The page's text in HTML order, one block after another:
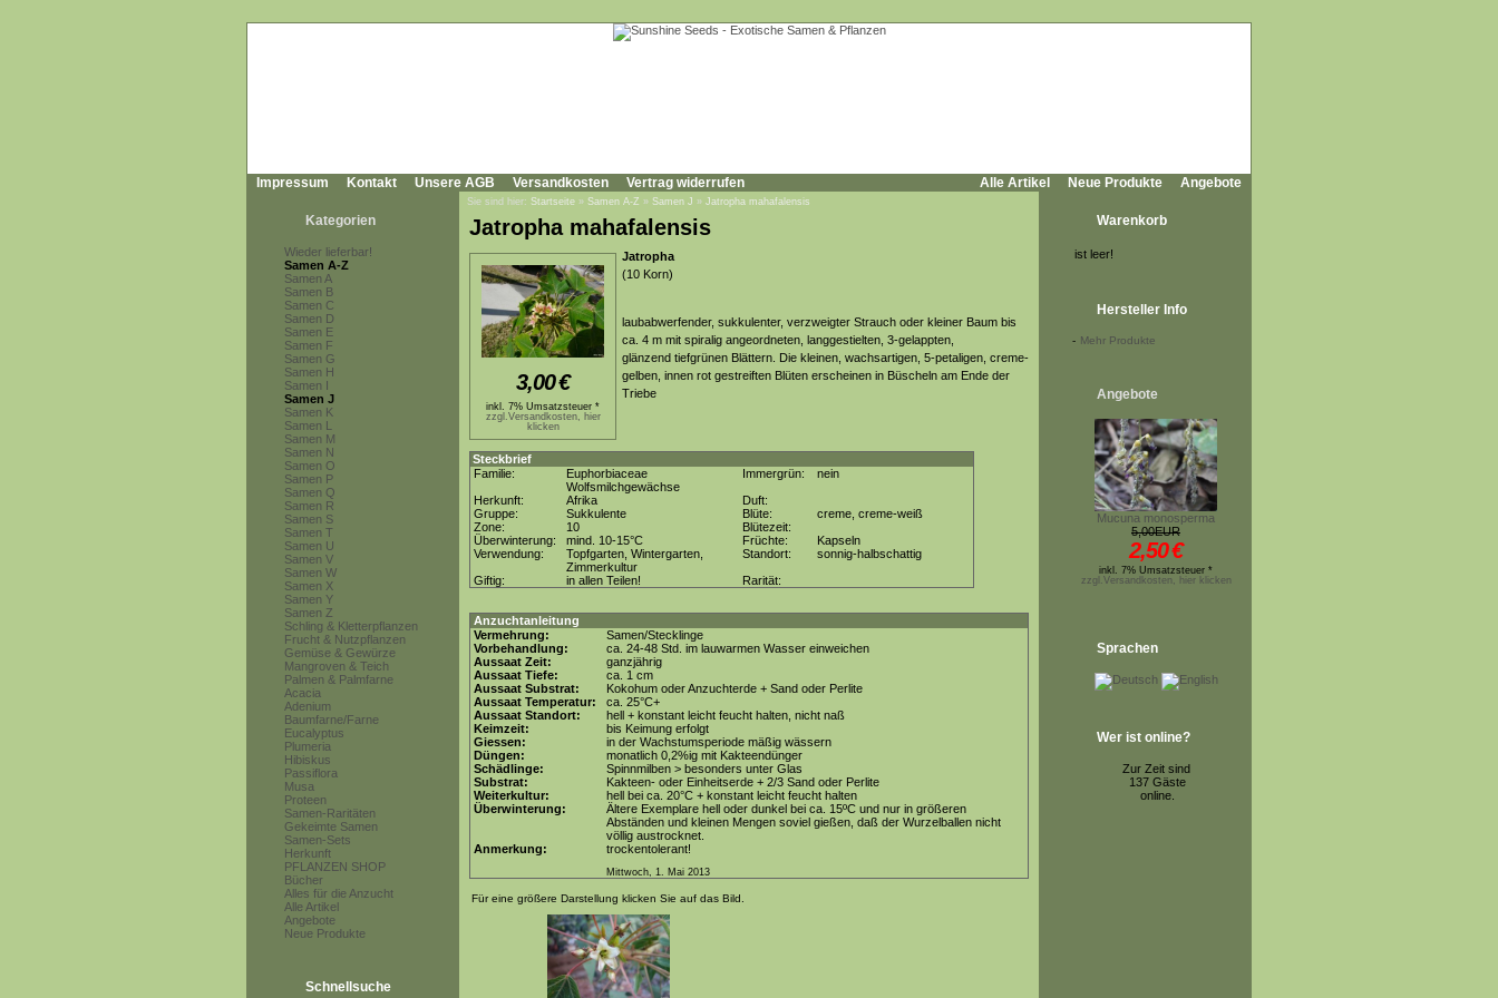
Impressum Kontakt Unsere AGB Versandkosten Vertrag widerrufen Alle Artikel Neue Produkte Angebote
Kategorien
Wieder lieferbar!
Samen A-Z
Samen A
Samen B
Samen C
Samen D
Samen E
Samen F
Samen G
Samen H
Samen I
Samen J
Samen K
Samen L
Samen M
Samen N
Samen O
Samen P
Samen Q
Samen R
Samen S
Samen T
Samen U
Samen V
Samen W
Samen X
Samen Y
Samen Z
Schling & Kletterpflanzen
Frucht & Nutzpflanzen
Gemüse & Gewürze
Mangroven & Teich
Palmen & Palmfarne
Acacia
Adenium
Baumfarne/Farne
Eucalyptus
Plumeria
Hibiskus
Passiflora
Musa
Proteen
Samen-Raritäten
Gekeimte Samen
Samen-Sets
Herkunft
PFLANZEN SHOP
Bücher
Alles für die Anzucht
Alle Artikel
Angebote
Neue Produkte
Schnellsuche
Sie sind hier: Startseite » Samen A-Z » Samen J » Jatropha mahafalensis
Jatropha mahafalensis
3,00€
inkl. 7% Umsatzsteuer *
zzgl.Versandkosten, hier
klicken
Jatropha
(10 Korn)
laubabwerfender, sukkulenter, verzweigter Strauch oder kleiner Baum bis
ca. 4 m mit spiralig angeordneten, langgestielten, 3-gelappten,
glänzend tiefgrünen Blättern. Die kleinen, wachsartigen, 5-petaligen, creme-
gelben, innen rot gestreiften Blüten erscheinen in Büscheln am Ende der
Triebe
Steckbrief
Familie:
Euphorbiaceae
Wolfsmilchgewächse
Immergrün:
nein
Herkunft:
Afrika
Duft:
Gruppe:
Sukkulente Blüte:
creme, creme-weiß
Zone:
10
Blütezeit:
Überwinterung:
mind. 10-15°C Früchte:
Kapseln
Verwendung:
Topfgarten, Wintergarten,
Zimmerkultur
Standort:
sonnig-halbschattig
Giftig:
in allen Teilen! Rarität:
Anzuchtanleitung
Vermehrung:
Samen/Stecklinge
Vorbehandlung:
ca. 24-48 Std. im lauwarmen Wasser einweichen
Aussaat Zeit:
ganzjährig
Aussaat Tiefe:
ca. 1 cm
Aussaat Substrat:
Kokohum oder Anzuchterde + Sand oder Perlite
Aussaat Temperatur:
ca. 25°C+
Aussaat Standort:
hell + konstant leicht feucht halten, nicht naß
Keimzeit:
bis Keimung erfolgt
Giessen:
in der Wachstumsperiode mäßig wässern
Düngen:
monatlich 0,2%ig mit Kakteendünger
Schädlinge:
Spinnmilben > besonders unter Glas
Substrat:
Kakteen- oder Einheitserde + 2/3 Sand oder Perlite
Weiterkultur:
hell bei ca. 20°C + konstant leicht feucht halten
Überwinterung:
Ältere Exemplare hell oder dunkel bei ca. 15ºC und nur in größeren
Abständen und kleinen Mengen soviel gießen, daß der Wurzelballen nicht
völlig austrocknet.
Anmerkung:
trockentolerant!
Mittwoch, 1. Mai 2013
Für eine größere Darstellung klicken Sie auf das Bild.
Warenkorb
ist leer!
Hersteller Info
- Mehr Produkte
Angebote
Mucuna monosperma
5,00EUR
2,50€
inkl. 7% Umsatzsteuer *
zzgl.Versandkosten, hier klicken
Sprachen
Wer ist online?
Zur Zeit sind
137 Gäste
online.